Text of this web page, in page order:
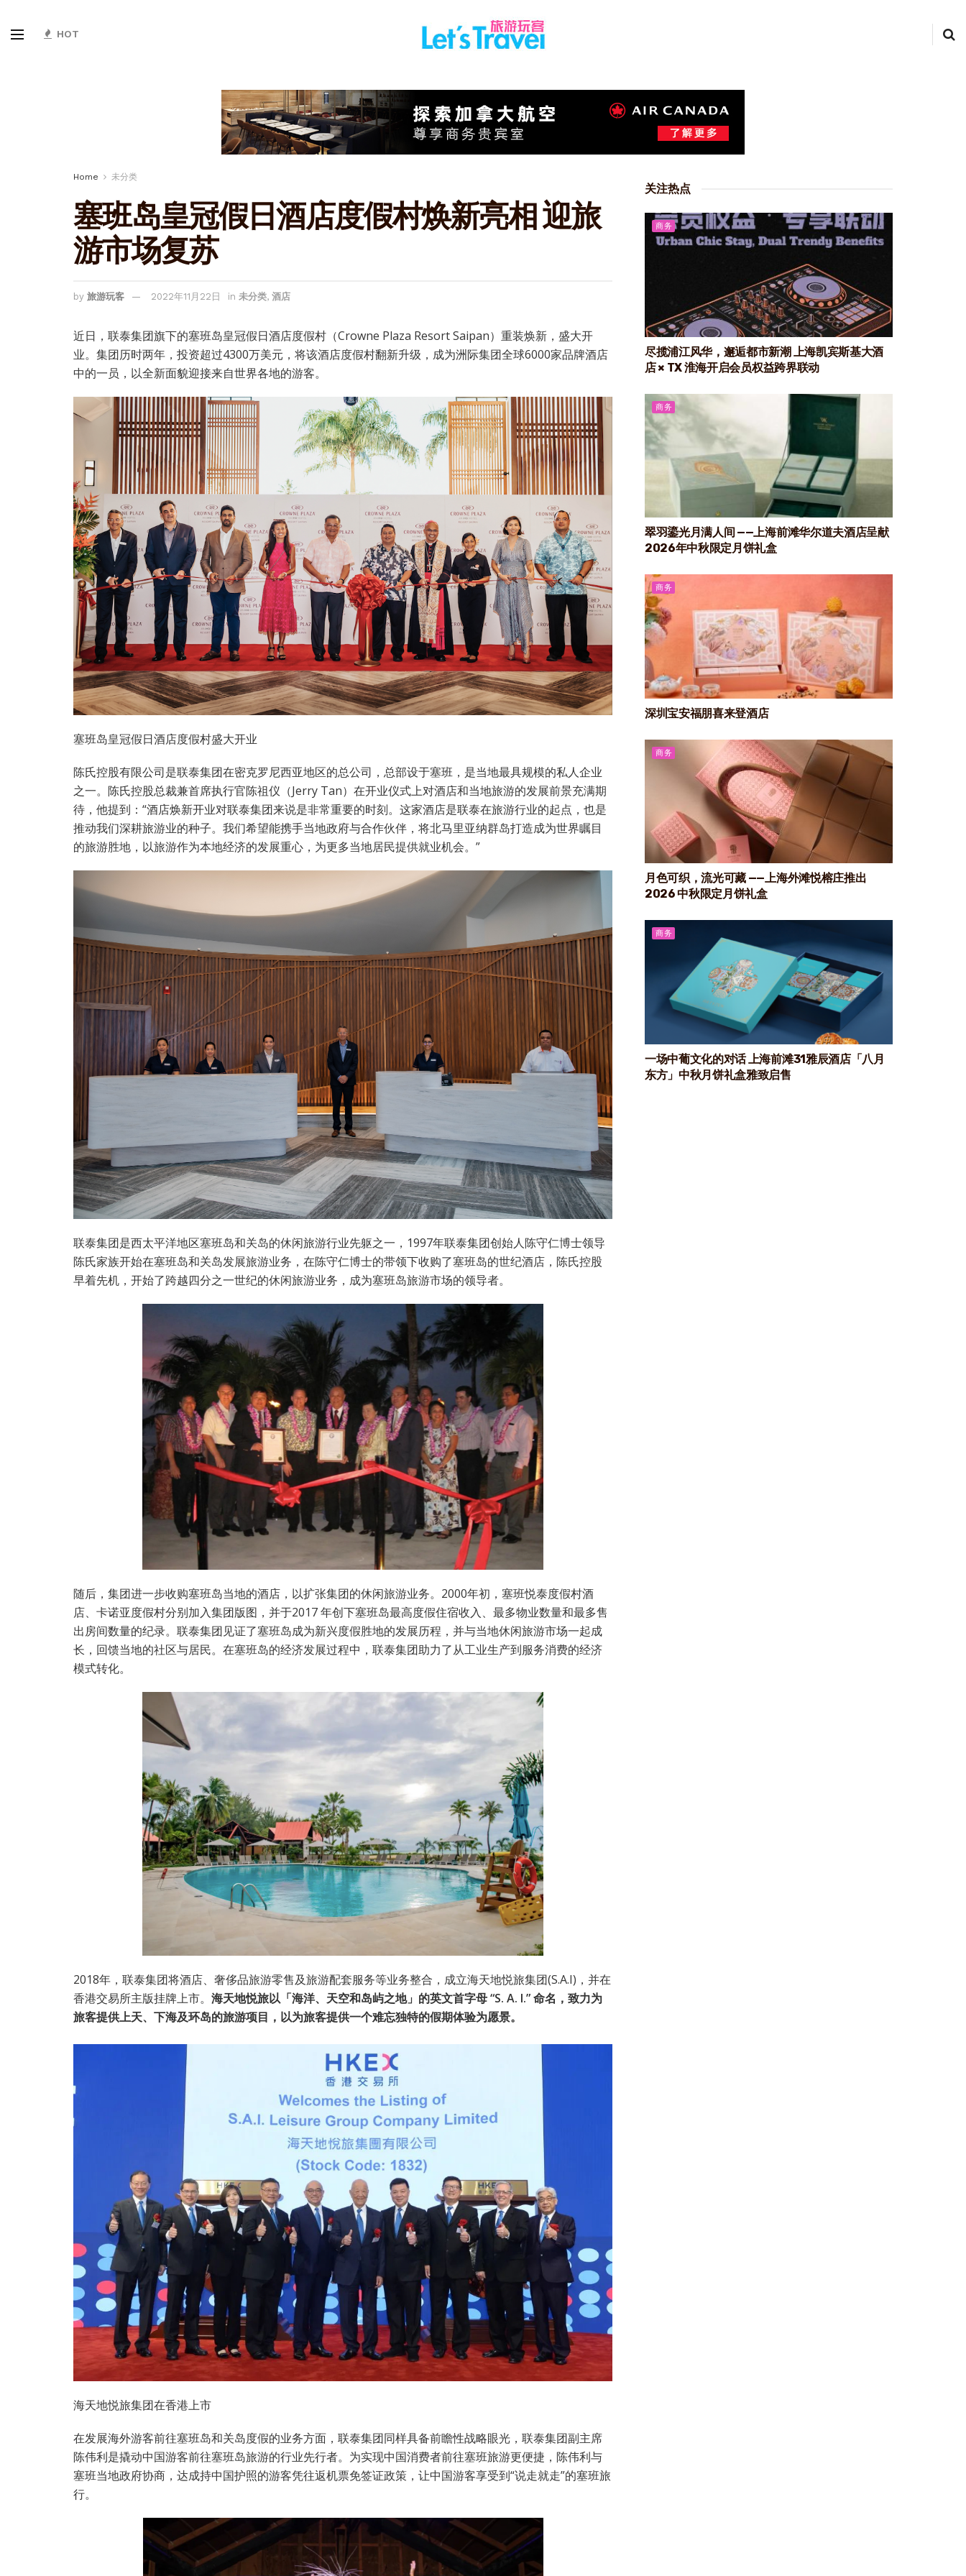
HOT
Home 未分类
塞班岛皇冠假日酒店度假村焕新亮相 迎旅
游市场复苏
by 旅游玩客 2022年11月22日 in 未分类, 酒店
近日，联泰集团旗下的塞班岛皇冠假日酒店度假村（Crowne Plaza Resort Saipan）重装焕新，盛大开
业。集团历时两年，投资超过4300万美元，将该酒店度假村翻新升级，成为洲际集团全球6000家品牌酒店
中的一员，以全新面貌迎接来自世界各地的游客。
塞班岛皇冠假日酒店度假村盛大开业
陈氏控股有限公司是联泰集团在密克罗尼西亚地区的总公司，总部设于塞班，是当地最具规模的私人企业
之一。陈氏控股总裁兼首席执行官陈祖仪（Jerry Tan）在开业仪式上对酒店和当地旅游的发展前景充满期
待，他提到：“酒店焕新开业对联泰集团来说是非常重要的时刻。这家酒店是联泰在旅游行业的起点，也是
推动我们深耕旅游业的种子。我们希望能携手当地政府与合作伙伴，将北马里亚纳群岛打造成为世界瞩目
的旅游胜地，以旅游作为本地经济的发展重心，为更多当地居民提供就业机会。”
联泰集团是西太平洋地区塞班岛和关岛的休闲旅游行业先躯之一，1997年联泰集团创始人陈守仁博士领导
陈氏家族开始在塞班岛和关岛发展旅游业务，在陈守仁博士的带领下收购了塞班岛的世纪酒店，陈氏控股
早着先机，开始了跨越四分之一世纪的休闲旅游业务，成为塞班岛旅游市场的领导者。
随后，集团进一步收购塞班岛当地的酒店，以扩张集团的休闲旅游业务。2000年初，塞班悦泰度假村酒
店、卡诺亚度假村分别加入集团版图，并于2017 年创下塞班岛最高度假住宿收入、最多物业数量和最多售
出房间数量的纪录。联泰集团见证了塞班岛成为新兴度假胜地的发展历程，并与当地休闲旅游市场一起成
长，回馈当地的社区与居民。在塞班岛的经济发展过程中，联泰集团助力了从工业生产到服务消费的经济
模式转化。
2018年，联泰集团将酒店、奢侈品旅游零售及旅游配套服务等业务整合，成立海天地悦旅集团(S.A.I)，并在
香港交易所主版挂牌上市。 海天地悦旅以「海洋、天空和岛屿之地」的英文首字母 “S. A. I.” 命名，致力为
旅客提供上天、下海及环岛的旅游项目，以为旅客提供一个难忘独特的假期体验为愿景。
海天地悦旅集团在香港上市
在发展海外游客前往塞班岛和关岛度假的业务方面，联泰集团同样具备前瞻性战略眼光，联泰集团副主席
陈伟利是撬动中国游客前往塞班岛旅游的行业先行者。为实现中国消费者前往塞班旅游更便捷，陈伟利与
塞班当地政府协商，达成持中国护照的游客凭往返机票免签证政策，让中国游客享受到“说走就走”的塞班旅
行。
关注热点
商务
尽揽浦江风华，邂逅都市新潮 上海凯宾斯基大酒
店 × TX 淮海开启会员权益跨界联动
商务
翠羽鎏光月满人间 ——上海前滩华尔道夫酒店呈献
2026年中秋限定月饼礼盒
商务
深圳宝安福朋喜来登酒店
商务
月色可织，流光可藏 ——上海外滩悦榕庄推出
2026 中秋限定月饼礼盒
商务
一场中葡文化的对话 上海前滩31雅辰酒店「八月
东方」中秋月饼礼盒雅致启售